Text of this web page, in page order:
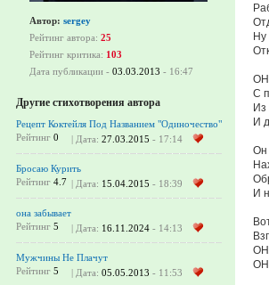
Автор: sergey
Рейтинг автора: 25
Рейтинг критика: 103
Дата публикации - 03.03.2013 - 16:47
Другие стихотворения автора
Рецепт Коктейля Под Названием "Одиночество"
Рейтинг 0 | Дата: 27.03.2015 - 17:14
Бросаю Курить
Рейтинг 4.7 | Дата: 15.04.2015 - 18:39
она забывает
Рейтинг 5 | Дата: 16.11.2024 - 14:13
Мужчины Не Плачут
Рейтинг 5 | Дата: 05.05.2013 - 11:53
Ну
С
Из
И
Он
И